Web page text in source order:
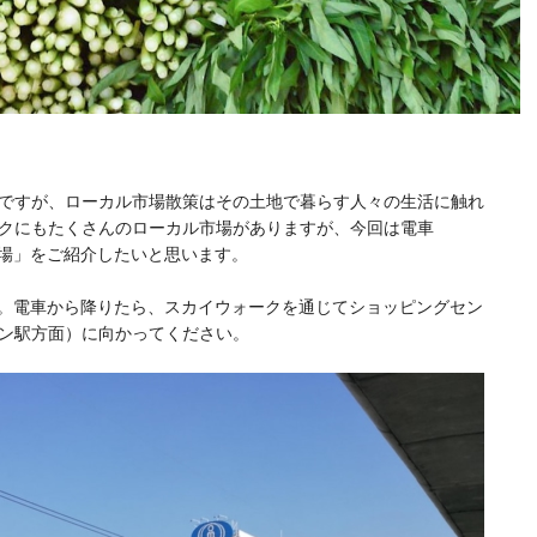
すが、ローカル市場散策はその土地で暮らす人々の生活に触れ
にもたくさんのローカル市場がありますが、今回は電車
をご紹介したいと思います。
電車から降りたら、スカイウォークを通じてショッピングセン
駅方面）に向かってください。